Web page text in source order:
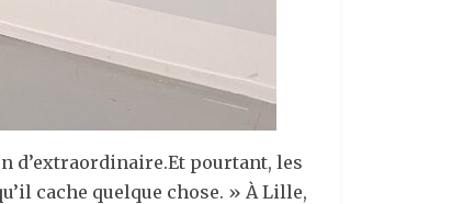
d’extraordinaire.Et pourtant, les
cache quelque chose. » À Lille,